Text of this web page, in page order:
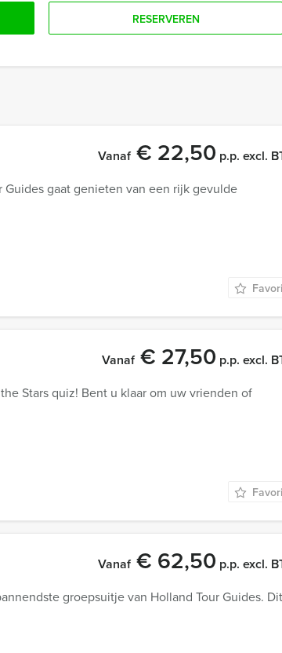
RESERVEREN
Vanaf€ 22,50 p.p. excl.
gaat genieten van een rijk gevulde
Vanaf€ 27,50 p.p. excl.
Stars quiz! Bent u klaar om uw vrienden of
Vanaf€ 62,50 p.p. excl.
groepsuitje van Holland Tour Guides. Dit